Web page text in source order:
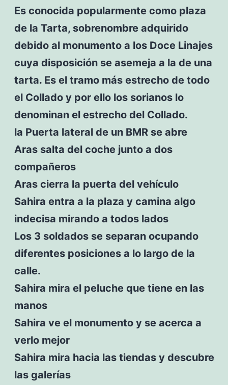
Es conocida popularmente como plaza
de la Tarta, sobrenombre adquirido
debido al monumento a los Doce Linajes
cuya disposición se asemeja a la de una
tarta. Es el tramo más estrecho de todo
el Collado y por ello los sorianos lo
denominan el estrecho del Collado.
la Puerta lateral de un BMR se abre
Aras salta del coche junto a dos
compañeros
Aras cierra la puerta del vehículo
Sahira entra a la plaza y camina algo
indecisa mirando a todos lados
Los 3 soldados se separan ocupando
diferentes posiciones a lo largo de la
calle.
Sahira mira el peluche que tiene en las
manos
Sahira ve el monumento y se acerca a
verlo mejor
Sahira mira hacia las tiendas y descubre
las galerías